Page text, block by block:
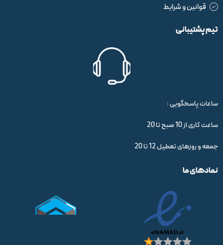
قوانین و شرایط
تیم پشتیبانی
ساعات پاسخگویی :
ساعت کاری از 10 صبح تا 20
جمعه و روزهای تعطیل 12 تا 20
نمادهای ما